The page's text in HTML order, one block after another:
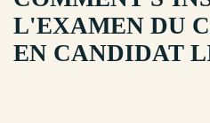
L'EXAMEN DU
EN CANDIDAT